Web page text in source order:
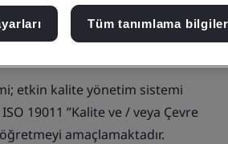
etkin kalite yönetim sistemi
19011 ”Kalite ve / veya Çevre
amaçlamaktadır.
Tüm tanımlama